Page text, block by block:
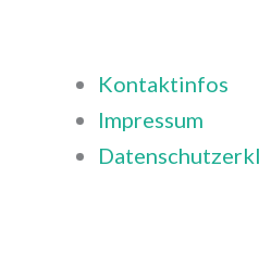
Kontaktinfos
Impressum